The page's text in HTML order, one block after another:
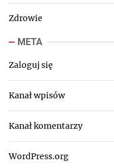
Zdrowie
META
Zaloguj się
Kanał wpisów
Kanał komentarzy
WordPress.org